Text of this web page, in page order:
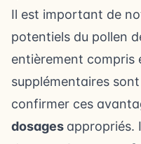
Il est important de
potentiels du pollen
entièrement compris
supplémentaires
confirmer ces
dosages appropriés.